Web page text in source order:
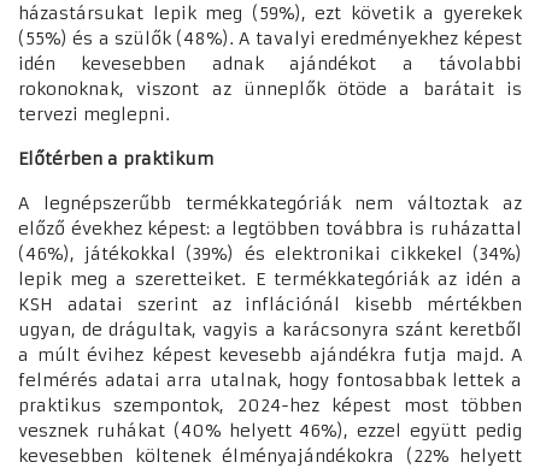
házastársukat lepik meg (59%), ezt követik a gyerekek
(55%) és a szülők (48%). A tavalyi eredményekhez képest
idén kevesebben adnak ajándékot a távolabbi
rokonoknak, viszont az ünneplők ötöde a barátait is
tervezi meglepni.
Előtérben a praktikum
A legnépszerűbb termékkategóriák nem változtak az
előző évekhez képest: a legtöbben továbbra is ruházattal
(46%), játékokkal (39%) és elektronikai cikkekel (34%)
lepik meg a szeretteiket. E termékkategóriák az idén a
KSH adatai szerint az inflációnál kisebb mértékben
ugyan, de drágultak, vagyis a karácsonyra szánt keretből
a múlt évihez képest kevesebb ajándékra futja majd. A
felmérés adatai arra utalnak, hogy fontosabbak lettek a
praktikus szempontok, 2024-hez képest most többen
vesznek ruhákat (40% helyett 46%), ezzel együtt pedig
kevesebben költenek élményajándékokra (22% helyett